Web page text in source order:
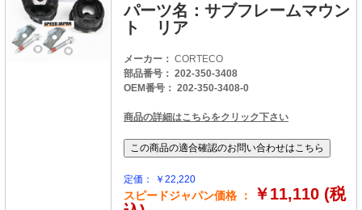
パーツ名：サブフレームマウン
ト リア
メーカー： CORTECO
部品番号： 202-350-3408
OEM番号： 202-350-3408-0
商品の詳細はこちらをクリック下さい
定価： ￥22,220
スピードジャパン価格 ：
￥11,110 (税